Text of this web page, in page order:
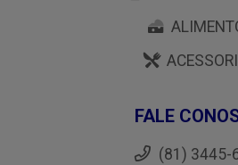
FALE
(81) 3445-